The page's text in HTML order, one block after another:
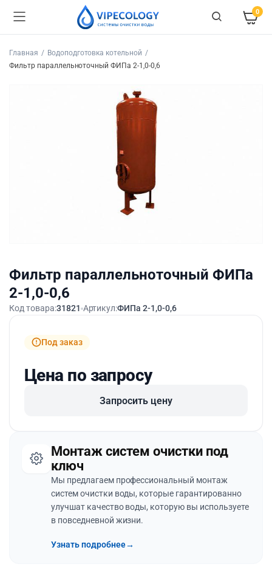
0
Главная
Водоподготовка котельной
Фильтр параллельноточный ФИПа 2-1,0-0,6
Фильтр параллельноточный ФИПа
2-1,0-0,6
Код товара:31821 Артикул:ФИПа 2-1,0-0,6
Под заказ
Цена по запросу
Запросить цену
Монтаж систем очистки под
ключ
Мы предлагаем профессиональный монтаж
систем очистки воды, которые гарантированно
улучшат качество воды, которую вы используете
в повседневной жизни.
Узнать подробнее→